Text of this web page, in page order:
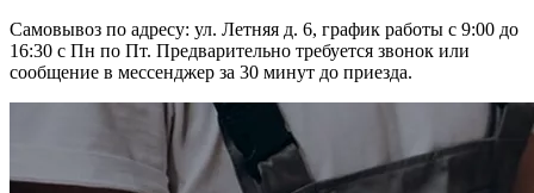
Самовывоз по адресу: ул. Летняя д. 6, график работы с 9:00 до
16:30 с Пн по Пт. Предварительно требуется звонок или
сообщение в мессенджер за 30 минут до приезда.